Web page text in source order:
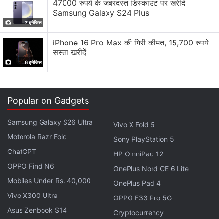
फोन के किनारे मेटल फ्रेम के हैं। बायां हिस्सा पूरी तरह से खाली है।
टॉप पर हाइब्रिड सिम ट्रे है। निचले हिस्से में यूएसबी टाइप-सी पोर्ट है
और इसमें कोई भी 3.5 एमएम ऑडियो सॉकेट नहीं है। पावर व वॉल्यूम
बटन दायीं तरफ हैं और ये बेहद ही छोटे हैं।
7 इमेजिस
47000 रुपये के जबरदस्त डिस्काउंट पर खरीदें
Samsung Galaxy S24 Plus
6 इमेजिस
iPhone 16 Pro Max की गिरी कीमत, 15,700 रुपये
सस्ता खरीदें
Popular on Gadgets
Samsung Galaxy S26 Ultra
Motorola Razr Fold
ChatGPT
OPPO Find N6
Mobiles Under Rs. 40,000
Vivo X300 Ultra
Asus Zenbook S14
Vivo X Fold 5
Sony PlayStation 5
HP OmniPad 12
OnePlus Nord CE 6 Lite
OnePlus Pad 4
OPPO F33 Pro 5G
Cryptocurrency